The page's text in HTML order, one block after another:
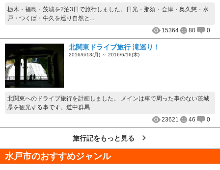
栃木・福島・茨城を2泊3日で旅行しました。日光・那須・会津・奥久慈・水
戸・つくば・牛久を巡り自然と...
15364
80 0
北関東ドライブ旅行 滝巡り！
2016/6/13(月) ～ 2016/6/16(木)
北関東へのドライブ旅行を計画しました。 メインは車で周った事のない茨城
県を観光する事です。道中群馬...
23621
46 0
旅行記をもっと見る
水戸市のおすすめジャンル